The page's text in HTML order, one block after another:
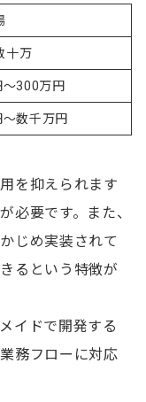
十万
300万円
数千万円
を抑えられます
必要です。また、
じめ実装されて
るという特徴が
イドで開発する
務フローに対応